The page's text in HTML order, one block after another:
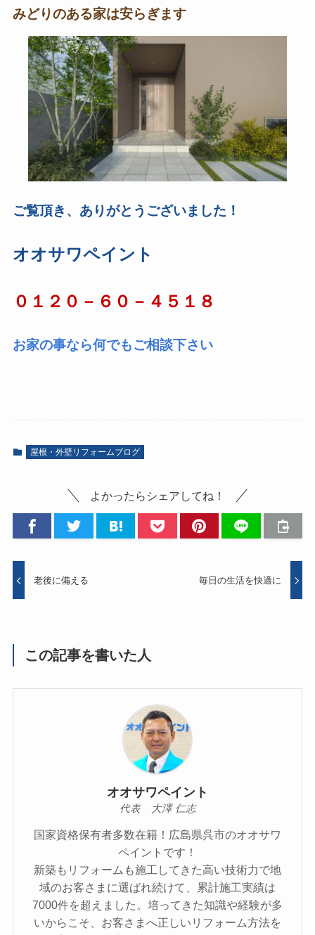
みどりのある家は安らぎます
ご覧頂き、ありがとうございました！
オオサワペイント
０１２０－６０－４５１８
お家の事なら何でもご相談下さい
屋根・外壁リフォームブログ
よかったらシェアしてね！
老後に備える 毎日の生活を快適に
この記事を書いた人
オオサワペイント
代表 大澤 仁志
国家資格保有者多数在籍！広島県呉市のオオサワ
ペイントです！
新築もリフォームも施工してきた高い技術力で地
域のお客さまに選ばれ続けて、累計施工実績は
7000件を超えました。培ってきた知識や経験が多
いからこそ、お客さまへ正しいリフォーム方法を